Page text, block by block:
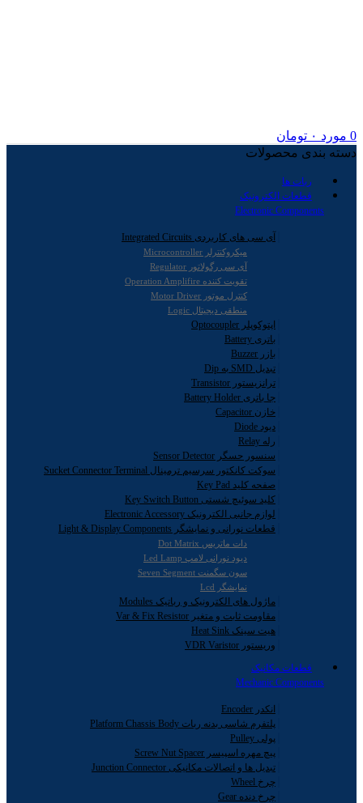
0 مورد ۰ تومان
دسته بندی محصولات
ربات ها
قطعات الکترونیک
Electronic Components
آی سی های کاربردی Integrated Circuits
میکروکنترلر Microcontroller
آی سی رگولاتور Regulator
تقویت کننده Operation Amplifire
کنترل موتور Motor Driver
منطقی دیجیتال Logic
اپتوکوپلر Optocoupler
باتری Battery
بازر Buzzer
تبدیل SMD به Dip
ترانزیستور Transistor
جا باتری Battery Holder
خازن Capacitor
دیود Diode
رله Relay
سنسور حسگر Sensor Detector
سوکت کانکتور سرسیم ترمینال Sucket Connector Terminal
صفحه کلید Key Pad
کلید سوئیچ شستی Key Switch Button
لوازم جانبی الکترونیک Electronic Accessory
قطعات نورانی و نمایشگر Light & Display Components
دات ماتریس Dot Matrix
دیود نورانی لامپ Led Lamp
سون سگمنت Seven Segment
نمایشگر Lcd
ماژول های الکترونیک و رباتیک Modules
مقاومت ثابت و متغیر Var & Fix Resistor
هیت سینک Heat Sink
وریستور VDR Varistor
قطعات مکانیک
Mechanic Components
انکدر Encoder
پلتفرم شاسی بدنه ربات Platform Chassis Body
پولی Pulley
پیچ مهره اسپیسر Screw Nut Spacer
تبدیل ها و اتصالات مکانیکی Junction Connector
چرخ Wheel
چرخ دنده Gear